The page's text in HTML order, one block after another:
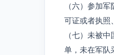
（六）参加
可证或者执照
（七）未被
单，未在军队